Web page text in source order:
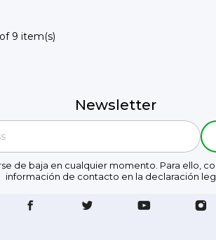
9 item(s)
Newsletter
de baja en cualquier momento. Para ello,
información de contacto en la declaración